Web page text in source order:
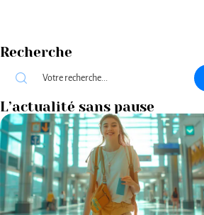
Recherche
L’actualité sans pause